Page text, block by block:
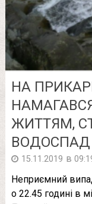
НА
ЖИТТЯМ,
ВОДОСПАД
15.11.2019 в
Неприємний
о 22.45 годині в